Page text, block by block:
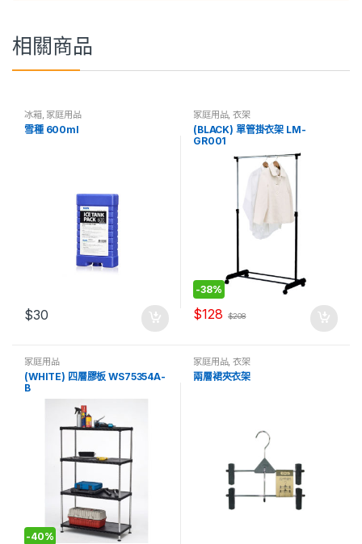
相關商品
冰箱, 家庭用品
雪種 600ml
$30
家庭用品,衣架
(BLACK) 單管掛衣架 LM-
GR001
-38%
$128 $208
家庭用品
(WHITE) 四層膠板 WS75354A-
B
-40%
家庭用品,衣架
兩層裙夾衣架